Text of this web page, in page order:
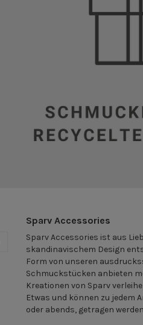
Sparv Accessories
Sparv Accessories ist aus
skandinavischem Design
Form von unseren
Schmuckstücken anbieten
Kreationen von Sparv
Etwas und können zu jedem
oder abends, getragen